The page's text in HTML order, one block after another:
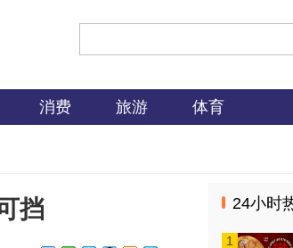
消费 旅游 体育
挡 24小时
1
影视